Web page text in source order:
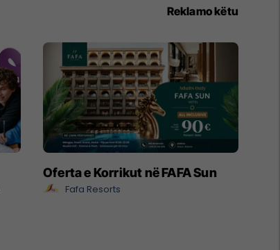
Reklamo këtu
Oferta e Korrikut në FAFA Sun
Fafa Resorts